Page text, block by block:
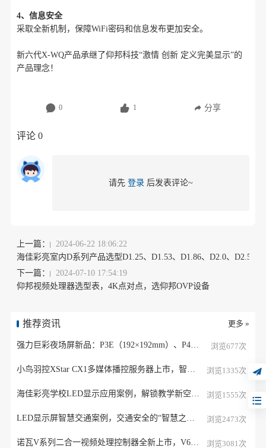
4、信息安全
采取全新机制，保障WiFi密码和信息发布更加安全。
新六代X-WQ产品承继了仰邦科技“激情 创新 定义完美显示”的
产品理念！
0 1 分享
评论 0
请先 登录 后发表评论~
上一篇：
海佳彩亮室内D系列产品选型D1.25、D1.53、D1.86、D2.0、D2.5室
2024-06-22 18:06:22
下一篇：
仰邦视频处理器选型表，4K点对点，选仰邦OVP设备
2024-07-10 17:54:19
推荐资讯 更多 »
浏览677次
浏览1335次
浏览1555次
浏览2473次
浏览3081次